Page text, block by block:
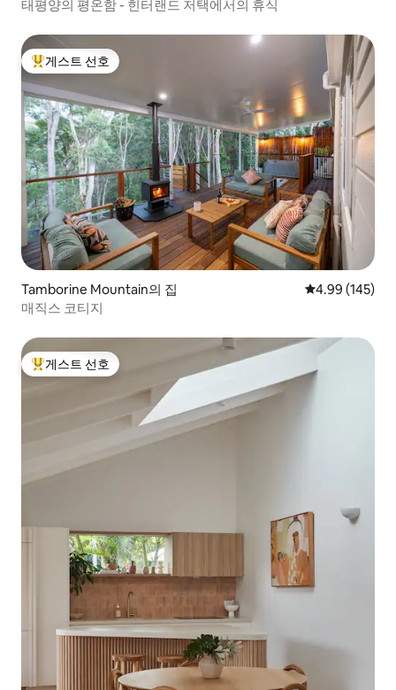
태평양의 평온함 - 힌터랜드 저택에서의 휴식
상위 게스트 선호
게스트 선호
Tamborine Mountain의 집 평점 4.99점(5
4.99 (145)
매직스 코티지
상위 게스트 선호
게스트 선호